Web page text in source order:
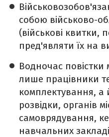
собою військово-
(військові квитки,
пред'являти їх на
Водночас
лише працівники
комплектування, а
розвідки, органів
самоврядування,
навчальних